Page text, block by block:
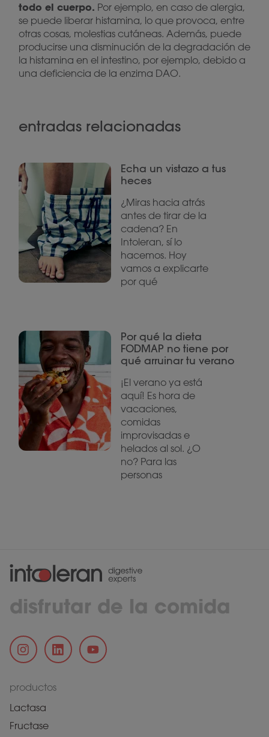
todo el cuerpo. Por ejemplo, en caso de alergia,
se puede liberar histamina, lo que provoca, entre
otras cosas, molestias cutáneas. Además, puede
producirse una disminución de la degradación de
la histamina en el intestino, por ejemplo, debido a
una deficiencia de la enzima DAO.
entradas relacionadas
Echa un vistazo a tus
heces
¿Miras hacia atrás
antes de tirar de la
cadena? En
Intoleran, sí lo
hacemos. Hoy
vamos a explicarte
por qué
Por qué la dieta
FODMAP no tiene por
qué arruinar tu verano
¡El verano ya está
aquí! Es hora de
vacaciones,
comidas
improvisadas e
helados al sol. ¿O
no? Para las
personas
disfrutar de la comida
productos
Lactasa
Fructase